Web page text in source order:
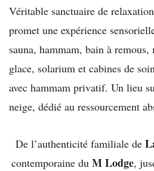
Véritable sanctuaire de
promet une expérience
sauna, hammam, bain à
glace, solarium et cabines de
avec hammam privatif. Un lieu
neige, dédié au ressourcement
De l’authenticité familiale de
contemporaine du M Lodge,